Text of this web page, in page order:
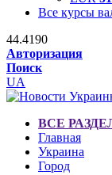
Все курсы
44.4190
Авторизация
Поиск
UA
ВСЕ
Главная
Украина
Город